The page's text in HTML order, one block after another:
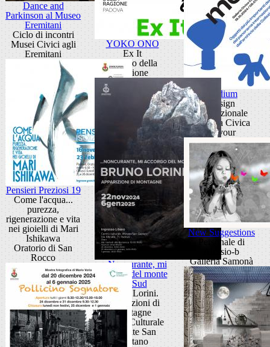
Dance and
Parkinson al Museo
Eremitani
Ciclo di incontri
Musei Civici agli
Eremitani
YOKO ONO
Ex It
Palazzo della
Ragione
Medium
Design
internazionale
Galleria Civica
Cavour
Pensieri Preziosi 19
Come l'acqua...
purezza,
rigenerazione e vita
nei gioielli di Mari
Ishikawa
Oratorio di San
Rocco
... Noncurante, mi
accorgo del monte
del Sud
Bruno Lorini.
Apparizioni di
montagne
Centro Culturale
Altinate San
Gaetano
New Suggestions
Personale di
Alessio-b
Galleria Samonà